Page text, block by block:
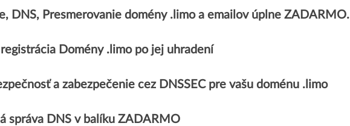
DNS, Presmerovanie domény .limo a emailov úplne ZADARMO.
Domény .limo po jej uhradení
a zabezpečenie cez DNSSEC pre vašu doménu .limo
správa DNS v balíku ZADARMO